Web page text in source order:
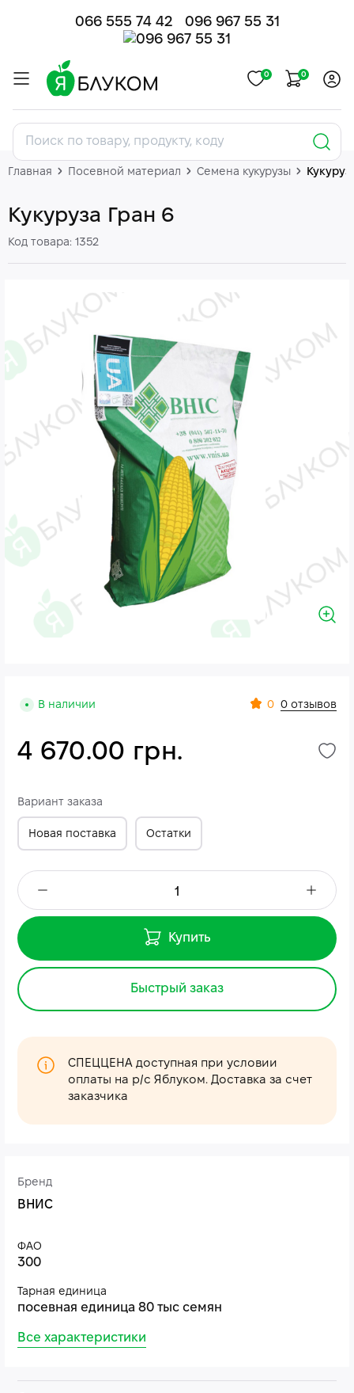
066 555 74 42 096 967 55 31
0 0
Главная Посевной материал Семена кукурузы
Кукуруза Гран 6
Код товара: 1352
Бренд
ВНИС
ФАО
300
Тарная единица
посевная единица 80 тыс семян
Все характеристики
В наличии 0 0 отзывов
4 670.00 грн.
Вариант заказа
Новая поставка Остатки
Купить
Быстрый заказ
СПЕЦЦЕНА доступная при условии
оплаты на р/с Яблуком. Доставка за счет
заказчика